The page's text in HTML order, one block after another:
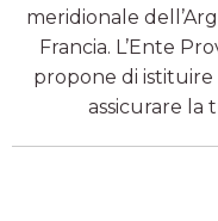
meridionale
Francia. L’Ente
propone di istituire
assicurare la